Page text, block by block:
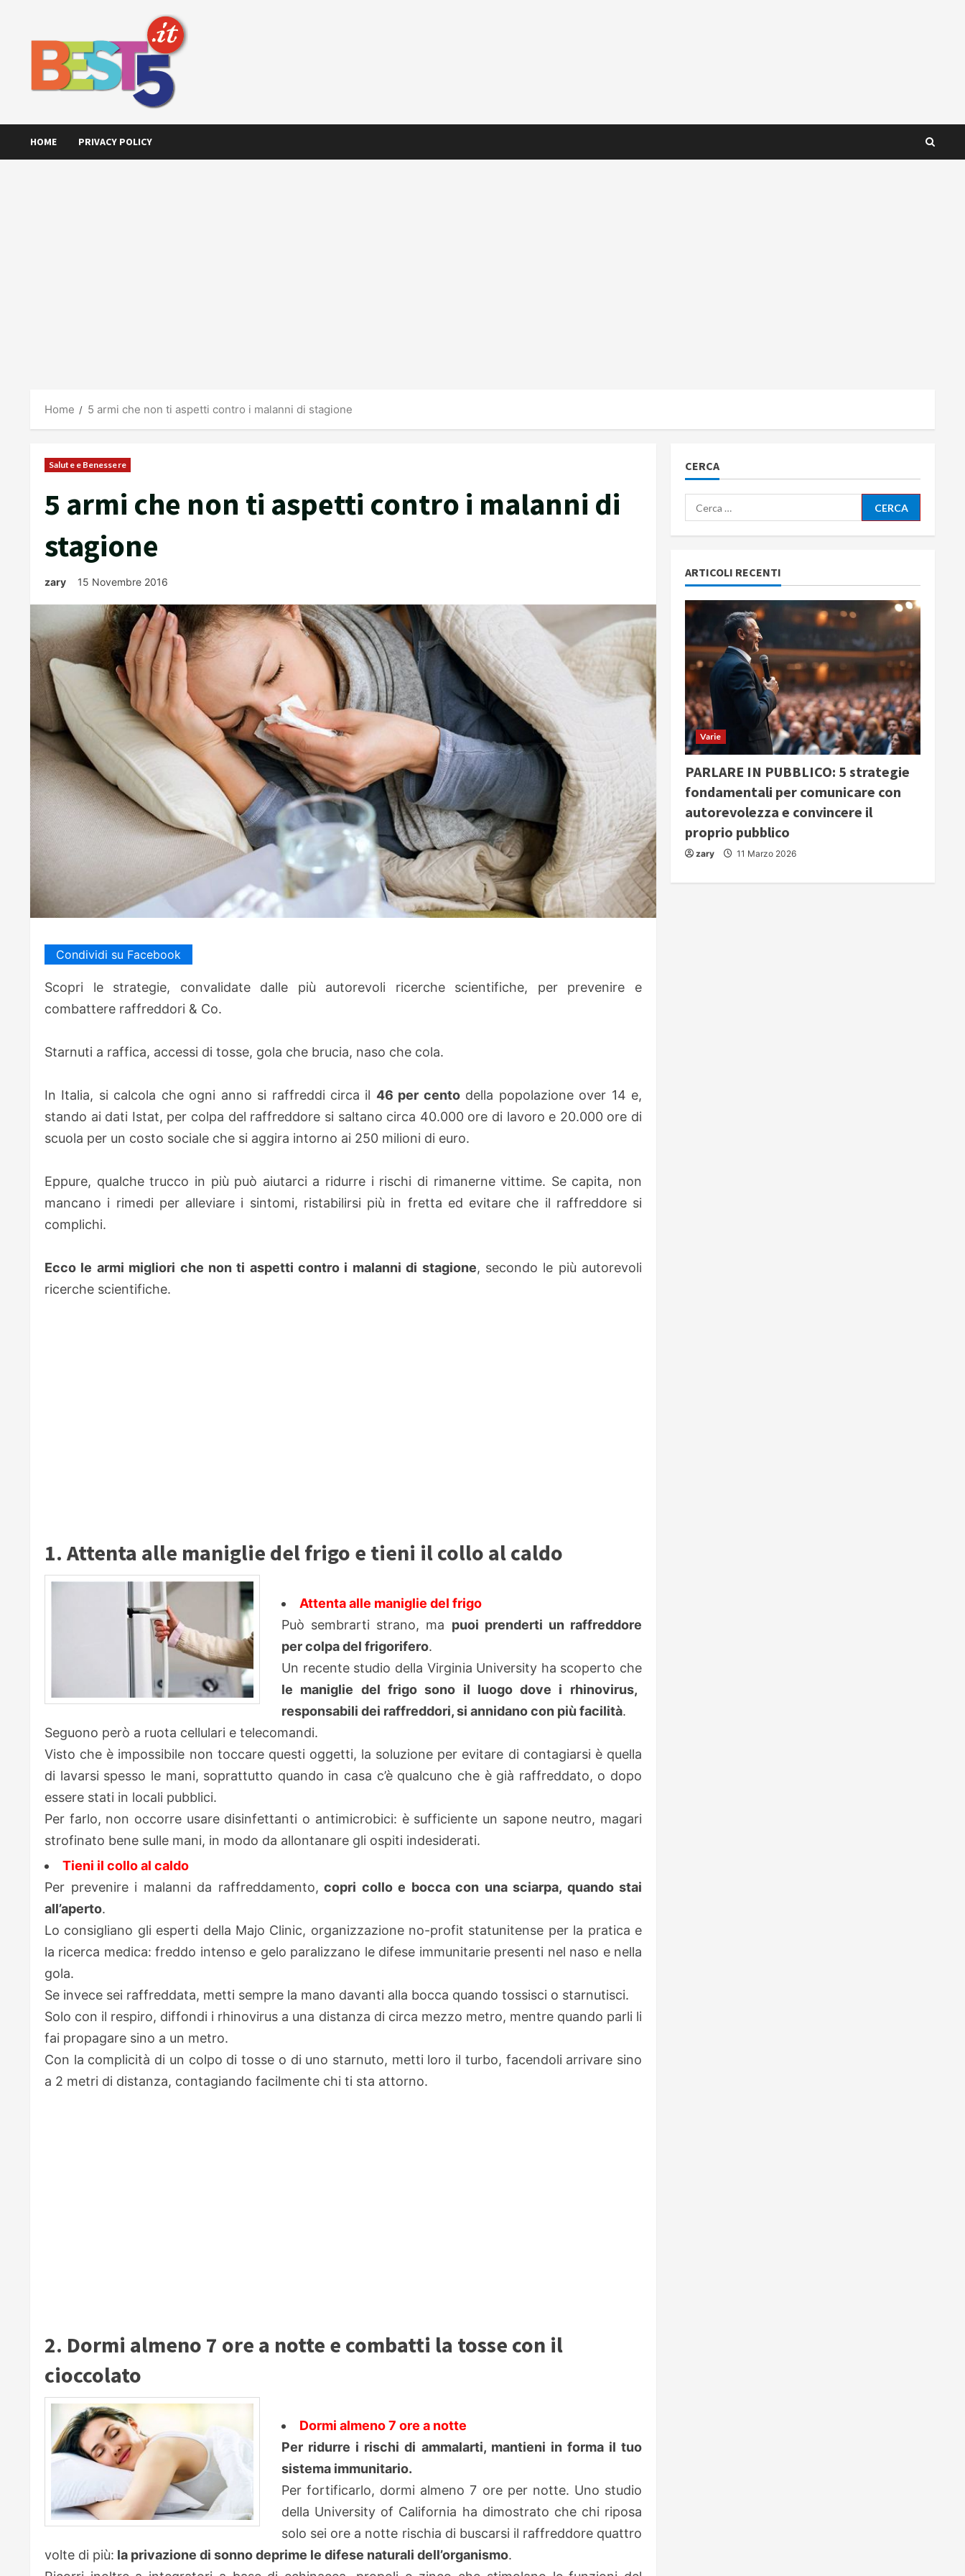
HOME PRIVACY POLICY
Home 5 armi che non ti aspetti contro i malanni di stagione
Salute e Benessere
5 armi che non ti aspetti contro i malanni di
stagione
zary 15 Novembre 2016
Condividi su Facebook
Scopri le strategie, convalidate dalle più autorevoli ricerche scientifiche, per prevenire e
combattere raffreddori & Co.
Starnuti a raffica, accessi di tosse, gola che brucia, naso che cola.
In Italia, si calcola che ogni anno si raffreddi circa il 46 per centodella popolazione over 14 e,
stando ai dati Istat, per colpa del raffreddore si saltano circa 40.000 ore di lavoro e 20.000 ore di
scuola per un costo sociale che si aggira intorno ai 250 milioni di euro.
Eppure, qualche trucco in più può aiutarci a ridurre i rischi di rimanerne vittime. Se capita, non
mancano i rimedi per alleviare i sintomi, ristabilirsi più in fretta ed evitare che il raffreddore si
complichi.
Ecco le armi migliori che non ti aspetti contro i malanni di stagione, secondo le più autorevoli
ricerche scientifiche.
1. Attenta alle maniglie del frigo e tieni il collo al caldo
Attenta alle maniglie del frigo
Può sembrarti strano, ma puoi prenderti un raffreddore
per colpa del frigorifero.
Un recente studio della Virginia University ha scoperto che
le maniglie del frigo sono il luogo dove i rhinovirus,
responsabili dei raffreddori, si annidano con più facilità.
Seguono però a ruota cellulari e telecomandi.
Visto che è impossibile non toccare questi oggetti, la soluzione per evitare di contagiarsi è quella
di lavarsi spesso le mani, soprattutto quando in casa c’è qualcuno che è già raffreddato, o dopo
essere stati in locali pubblici.
Per farlo, non occorre usare disinfettanti o antimicrobici: è sufficiente un sapone neutro, magari
strofinato bene sulle mani, in modo da allontanare gli ospiti indesiderati.
Tieni il collo al caldo
Per prevenire i malanni da raffreddamento, copri collo e bocca con una sciarpa, quando stai
all’aperto.
Lo consigliano gli esperti della Majo Clinic, organizzazione no-profit statunitense per la pratica e
la ricerca medica: freddo intenso e gelo paralizzano le difese immunitarie presenti nel naso e nella
gola.
Se invece sei raffreddata, metti sempre la mano davanti alla bocca quando tossisci o starnutisci.
Solo con il respiro, diffondi i rhinovirus a una distanza di circa mezzo metro, mentre quando parli li
fai propagare sino a un metro.
Con la complicità di un colpo di tosse o di uno starnuto, metti loro il turbo, facendoli arrivare sino
a 2 metri di distanza, contagiando facilmente chi ti sta attorno.
2. Dormi almeno 7 ore a notte e combatti la tosse con il
cioccolato
Dormi almeno 7 ore a notte
Per ridurre i rischi di ammalarti, mantieni in forma il tuo
sistema immunitario.
Per fortificarlo, dormi almeno 7 ore per notte. Uno studio
della University of California ha dimostrato che chi riposa
solo sei ore a notte rischia di buscarsi il raffreddore quattro
volte di più: la privazione di sonno deprime le difese naturali dell’organismo.
CERCA
Ricerca
per:
ARTICOLI RECENTI
Varie
PARLARE IN PUBBLICO: 5 strategie
fondamentali per comunicare con
autorevolezza e convincere il
proprio pubblico
zary 11 Marzo 2026